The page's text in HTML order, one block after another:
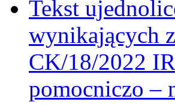
Tekst
wynikających
CK/18/2022
pomocniczo –